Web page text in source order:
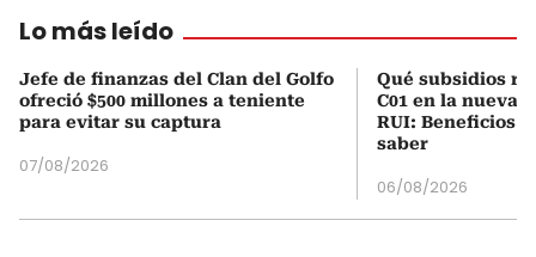
Lo más leído
Jefe de finanzas del Clan del Golfo
ofreció $500 millones a teniente
para evitar su captura
07/08/2026
Qué subsidios
C01 en la nueva
RUI: Beneficios
saber
06/08/2026